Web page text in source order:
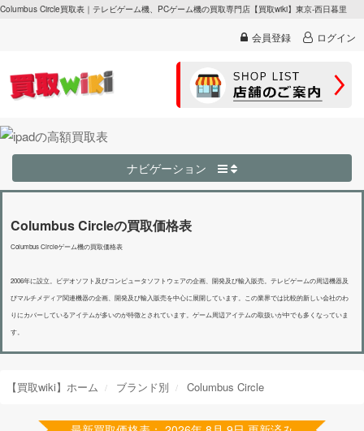
Columbus Circle買取表｜テレビゲーム機、PCゲーム機の買取専門店【買取wiki】東京-西日暮里
会員登録 ログイン
ナビゲーション
Columbus Circleの買取価格表
Columbus Circleゲーム機の買取価格表
2006年に設立。ビデオソフト及びコンピュータソフトウェアの企画、開発及び輸入販売。テレビゲームの周辺機器及
びマルチメディア関連機器の企画、開発及び輸入販売を中心に展開しています。この業界では比較的新しい会社のわ
りにカバーしているアイテムが多いのが特徴とされています。ゲーム周辺アイテムの取扱いが中でも多くなっていま
す。
【買取wiki】ホーム ブランド別 Columbus Circle